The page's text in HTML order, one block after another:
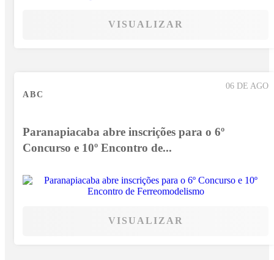
VISUALIZAR
06 DE AGO
ABC
Paranapiacaba abre inscrições para o 6º
Concurso e 10º Encontro de...
VISUALIZAR